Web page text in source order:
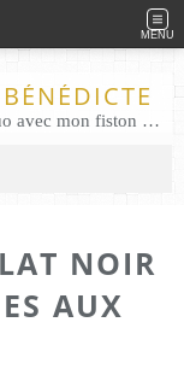
MENU
Des gourmandises sans gluten en solo en duo avec mon fiston . Salé comme Sucré sans gluten éco responsable Les Gourmandises de Bénédicte gâteau produits locaux
NOIR
AUX